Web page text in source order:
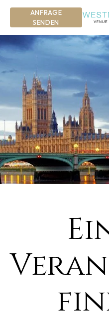
ANFRAGE
SENDEN